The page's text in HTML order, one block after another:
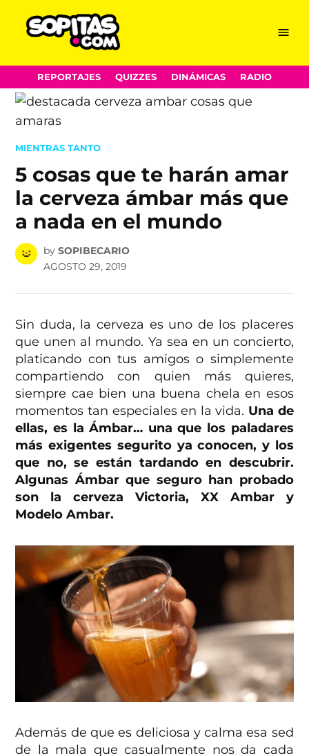
Skip
to
content
Menu
REPORTAJES QUIZZES DINÁMICAS RADIO
POSTED
MIENTRAS TANTO
5 cosas que te harán amar
la cerveza ámbar más que
a nada en el mundo
by SOPIBECARIO
AGOSTO 29, 2019
Sin duda, la cerveza es uno de los placeres
que unen al mundo. Ya sea en un concierto,
platicando con tus amigos o simplemente
compartiendo con quien más quieres,
siempre cae bien una buena chela en esos
momentos tan especiales en la vida. Una de
ellas, es la Ámbar… una que los paladares
más exigentes segurito ya conocen, y los
que no, se están tardando en descubrir.
Algunas Ámbar que seguro han probado
son la cerveza Victoria, XX Ambar y
Modelo Ambar.
Además de que es deliciosa y calma esa sed
de la mala que casualmente nos da cada